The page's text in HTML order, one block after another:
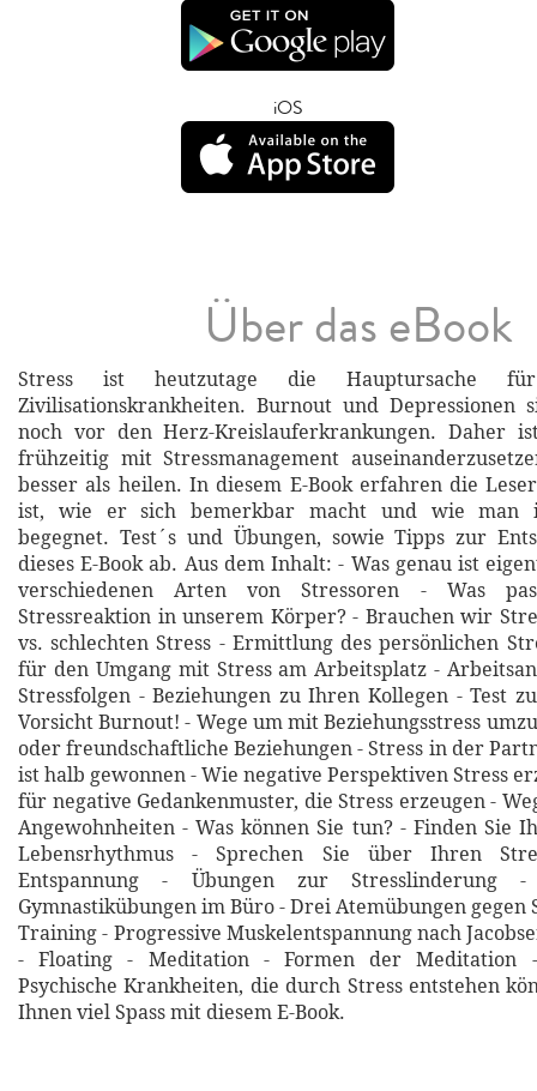
iOS
Über das eBook
Stress ist heutzutage die Hauptursache
Zivilisationskrankheiten. Burnout und Depressionen
noch vor den Herz-Kreislauferkrankungen. Daher
frühzeitig mit Stressmanagement
besser als heilen. In diesem E-Book erfahren die
ist, wie er sich bemerkbar macht und wie man
begegnet. Test´s und Übungen, sowie Tipps zur
dieses E-Book ab. Aus dem Inhalt: - Was genau ist
verschiedenen Arten von Stressoren - Was
Stressreaktion in unserem Körper? - Brauchen wir
vs. schlechten Stress - Ermittlung des persönlichen
für den Umgang mit Stress am Arbeitsplatz -
Stressfolgen - Beziehungen zu Ihren Kollegen - Test
Vorsicht Burnout! - Wege um mit Beziehungsstress
oder freundschaftliche Beziehungen - Stress in der
ist halb gewonnen - Wie negative Perspektiven Stress
für negative Gedankenmuster, die Stress erzeugen -
Angewohnheiten - Was können Sie tun? - Finden Sie
Lebensrhythmus - Sprechen Sie über Ihren
Entspannung - Übungen zur Stresslinderung
Gymnastikübungen im Büro - Drei Atemübungen gegen
Training - Progressive Muskelentspannung nach
- Floating - Meditation - Formen der Meditation -
Psychische Krankheiten, die durch Stress entstehen
Ihnen viel Spass mit diesem E-Book.